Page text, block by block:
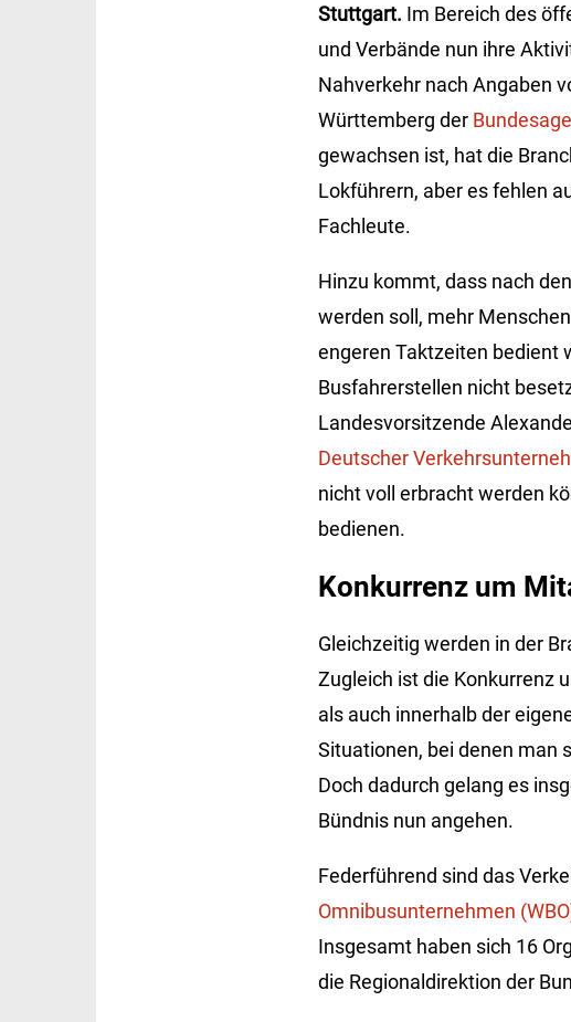
Stuttgart. Im Bereich des
und Verbände nun ihre
Nahverkehr nach Angaben
Württemberg der
gewachsen ist, hat die
Lokführern, aber es fehlen
Fachleute.
Hinzu kommt, dass nach
werden soll, mehr
engeren Taktzeiten bedient
Busfahrerstellen nicht
Landesvorsitzende
Deutscher
nicht voll erbracht werden
bedienen.
Konkurrenz um
Gleichzeitig werden in der
Zugleich ist die Konkurrenz
als auch innerhalb der
Situationen, bei denen man
Doch dadurch gelang es
Bündnis nun angehen.
Federführend sind das
Omnibusunternehmen
Insgesamt haben sich 16
die Regionaldirektion der